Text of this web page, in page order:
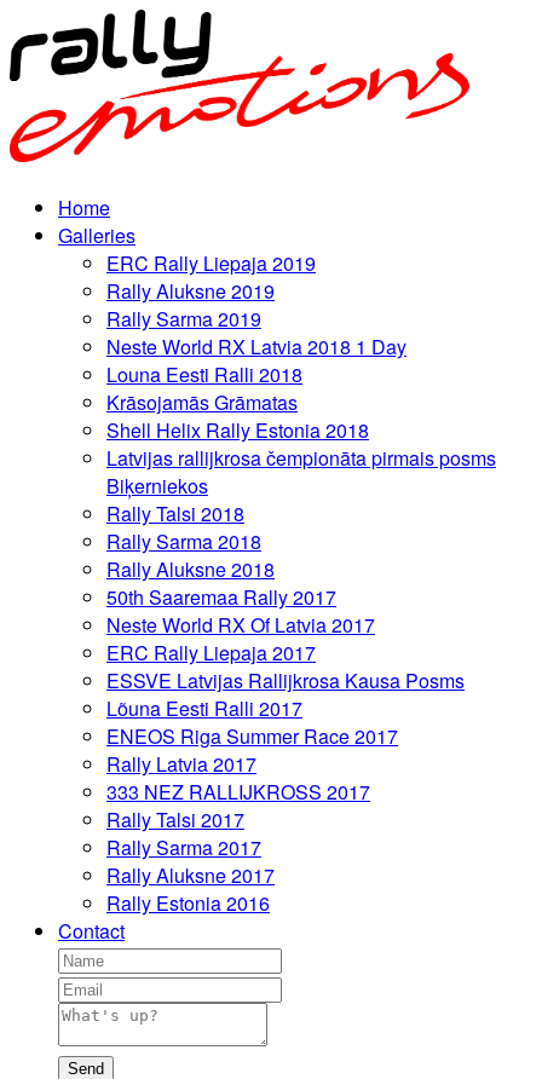
Home
Galleries
ERC Rally Liepaja 2019
Rally Aluksne 2019
Rally Sarma 2019
Neste World RX Latvia 2018 1 Day
Louna Eesti Ralli 2018
Krāsojamās Grāmatas
Shell Helix Rally Estonia 2018
Latvijas rallijkrosa čempionāta pirmais posms
Biķerniekos
Rally Talsi 2018
Rally Sarma 2018
Rally Aluksne 2018
50th Saaremaa Rally 2017
Neste World RX Of Latvia 2017
ERC Rally Liepaja 2017
ESSVE Latvijas Rallijkrosa Kausa Posms
Lõuna Eesti Ralli 2017
ENEOS Riga Summer Race 2017
Rally Latvia 2017
333 NEZ RALLIJKROSS 2017
Rally Talsi 2017
Rally Sarma 2017
Rally Aluksne 2017
Rally Estonia 2016
Contact
Send